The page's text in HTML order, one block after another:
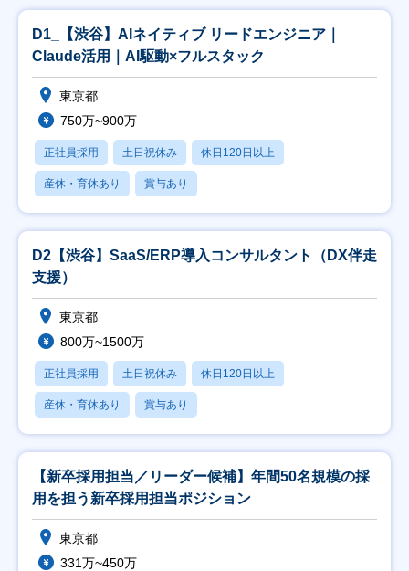
D1_【渋谷】AIネイティブ リードエンジニア｜
Claude活用｜AI駆動×フルスタック
東京都
750万~900万
正社員採用 土日祝休み 休日120日以上
産休・育休あり 賞与あり
D2【渋谷】SaaS/ERP導入コンサルタント（DX伴走
支援）
東京都
800万~1500万
正社員採用 土日祝休み 休日120日以上
産休・育休あり 賞与あり
【新卒採用担当／リーダー候補】年間50名規模の採
用を担う新卒採用担当ポジション
東京都
331万~450万